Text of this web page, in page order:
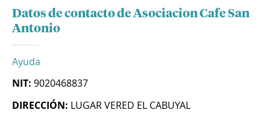
Datos de contacto de Asociacion Cafe San
Antonio
Ayuda
NIT: 9020468837
DIRECCIÓN: LUGAR VERED EL CABUYAL